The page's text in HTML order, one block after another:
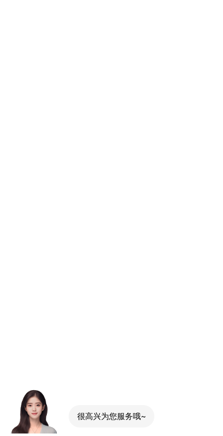
很高兴为您服务哦~